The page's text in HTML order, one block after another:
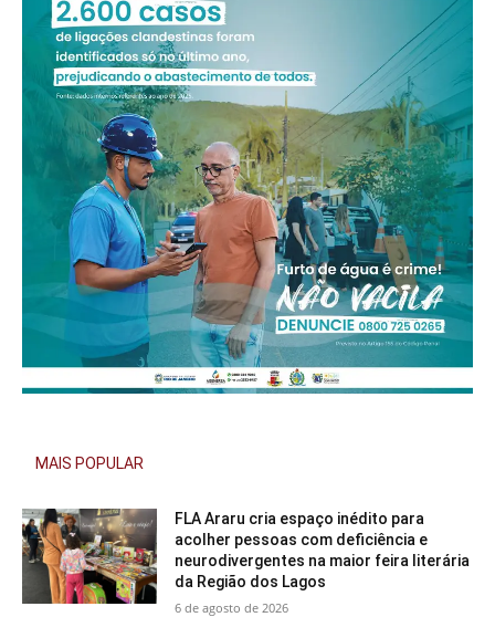
MAIS POPULAR
FLA Araru cria espaço inédito para
acolher pessoas com deficiência e
neurodivergentes na maior feira literária
da Região dos Lagos
6 de agosto de 2026